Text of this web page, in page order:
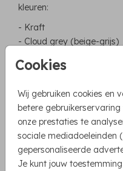
Cookies
Wij gebruiken cookies en
betere
onze prestaties te
sociale mediadoeleinden
gepersonaliseerde
Je kunt jouw
kleuren:
- Kraft
- Cloud grey (beige-grijs)
- Rich navy (donkerblauw)
- Forest green
Kies een kleur die past bij
die mooi bij de kaart past.
vraag het ons gerust!